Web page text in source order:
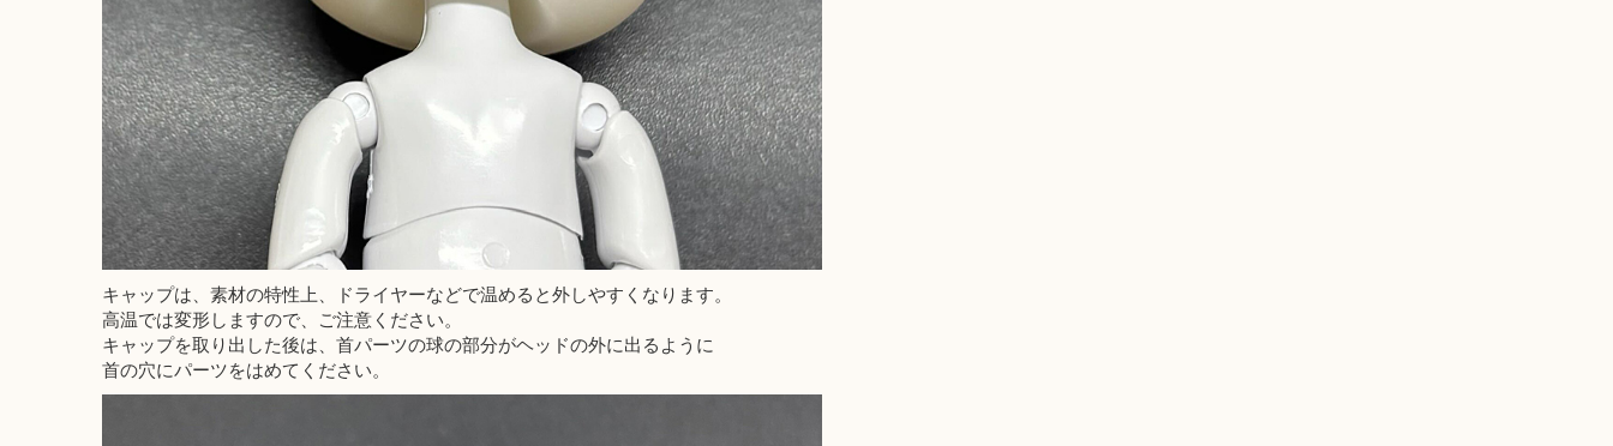
キャップは、素材の特性上、ドライヤーなどで温めると外しやすくなります。
高温では変形しますので、ご注意ください。
キャップを取り出した後は、首パーツの球の部分がヘッドの外に出るように
首の穴にパーツをはめてください。